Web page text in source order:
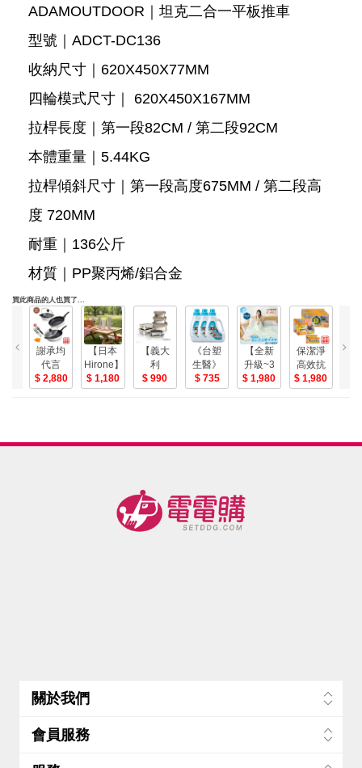
ADAMOUTDOOR｜坦克二合一平板推車
型號｜ADCT-DC136
收納尺寸｜620X450X77MM
四輪模式尺寸｜ 620X450X167MM
拉桿長度｜第一段82CM / 第二段92CM
本體重量｜5.44KG
拉桿傾斜尺寸｜第一段高度675MM / 第二段高
度 720MM
耐重｜136公斤
材質｜PP聚丙烯/鋁合金
買此商品的人也買了...
謝承均
代言
【德膳 X
CUOCO】
蓋 5件
2,880
【日本
Hirone】
304 太
空杯三
勤/野餐/
1,180
【義大
利
CUOCO】
304可微
保鮮盒6
990
《台塑
生醫》
BioLead
抗病毒
瓶入)
735
【全新
升級~3
倍涼
爽】金
冰涼被-
1,980
保潔淨
高效抗
菌除油
布 抽取
包30入/
1,980
關於我們
會員服務